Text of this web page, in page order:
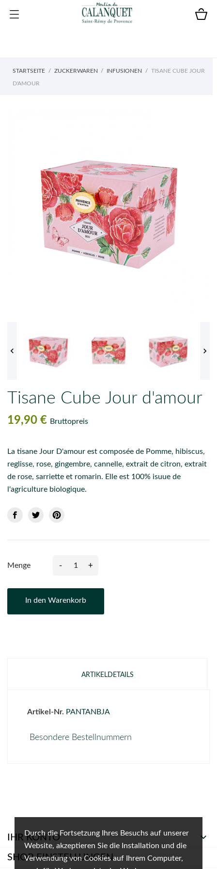
Durch die Fortsetzung Ihres Besuchs auf unserer
Website, akzeptieren Sie die Installation und die
Verwendung von Cookies auf Ihrem Computer,
STARTSEITE ZUCKERWAREN INFUSIONEN TISANE CUBE JOUR
D'AMOUR
 
Tisane Cube Jour d'amour
19,90 € Bruttopreis
La tisane Jour D'amour est composée de Pomme, hibiscus,
reglisse, rose, gingembre, cannelle, extrait de citron, extrait
de rose, sarriette et romarin. Elle est 100% isuue de
l'agriculture biologique.
Menge - +
In den Warenkorb
ARTIKELDETAILS
Artikel-Nr. PANTANBJA
Besondere Bestellnummern
IHR KONTO 
SHOP-EINSTELLUNGEN